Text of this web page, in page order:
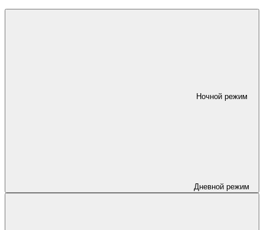
Ночной режим
Дневной режим